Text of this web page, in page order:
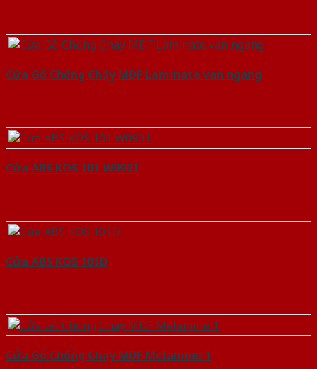
Cửa Gỗ Chống Cháy MDF Laminate van ngang
Cửa ABS KOS 101 W0901
Cửa ABS KOS 101D
Cửa Gỗ Chống Cháy MDF Melamine 1